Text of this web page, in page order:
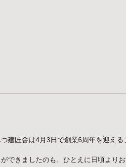
建匠舎は4月3日で創業6周年を迎える
できましたのも、ひとえに日頃より